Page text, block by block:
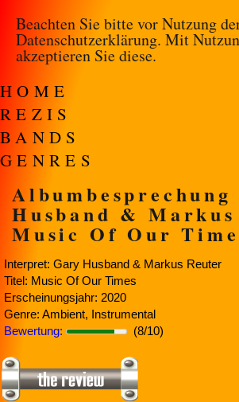
Beachten Sie bitte vor Nutzung
Datenschutzerklärung. Mit
akzeptieren Sie diese.
HOME
REZIS
BANDS
GENRES
Albumbesprechung
Husband &
Music Of Our
Interpret: Gary Husband & Markus Reuter
Titel: Music Of Our Times
Erscheinungsjahr: 2020
Genre: Ambient, Instrumental
Bewertung:
(8/10)